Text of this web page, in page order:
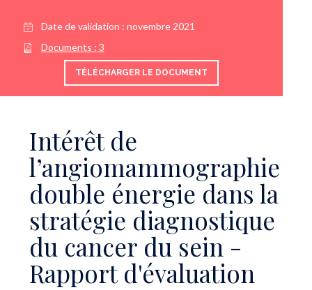
Date de validation : novembre 2021
Documents : 3
TÉLÉCHARGER LE DOCUMENT
Intérêt de
l’angiomammographie
double énergie dans la
stratégie diagnostique
du cancer du sein -
Rapport d'évaluation